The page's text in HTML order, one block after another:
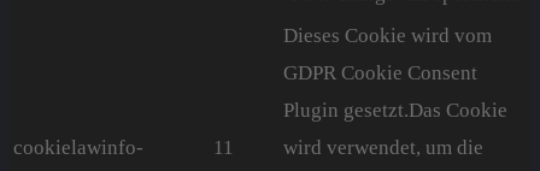
cookielawinfo-
11
Dieses Cookie wird vom
GDPR Cookie Consent
Plugin gesetzt.Das Cookie
wird verwendet, um die